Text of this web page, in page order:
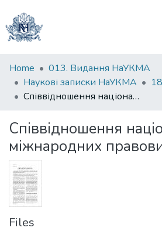
Communities
&
Collections
Statistics
Home
013. Видання НаУКМА
Наукові записки НаУКМА
Співвідношення національних і міжнародних правових систем
Співвідношення
міжнародних
Files